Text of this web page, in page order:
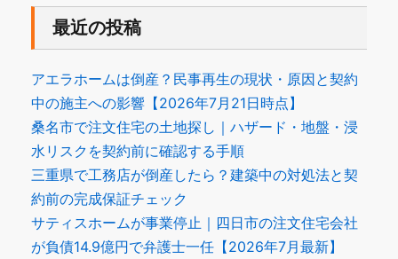
最近の投稿
アエラホームは倒産？民事再生の現状・原因と契約
中の施主への影響【2026年7月21日時点】
桑名市で注文住宅の土地探し｜ハザード・地盤・浸
水リスクを契約前に確認する手順
三重県で工務店が倒産したら？建築中の対処法と契
約前の完成保証チェック
サティスホームが事業停止｜四日市の注文住宅会社
が負債14.9億円で弁護士一任【2026年7月最新】